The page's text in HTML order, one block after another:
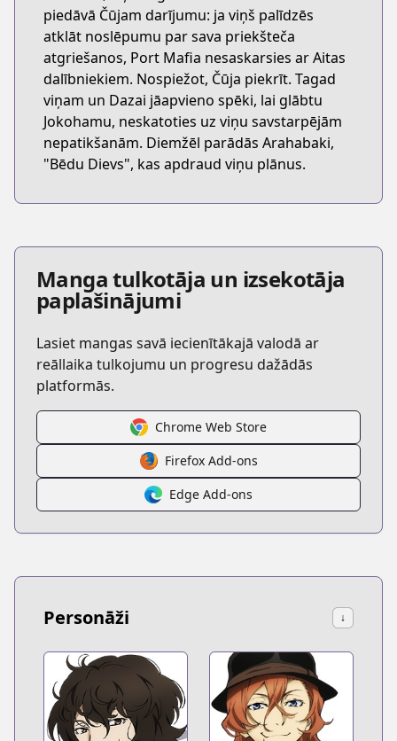
piedāvā Čūjam darījumu: ja viņš palīdzēs
atklāt noslēpumu par sava priekšteča
atgriešanos, Port Mafia nesaskarsies ar Aitas
dalībniekiem. Nospiežot, Čūja piekrīt. Tagad
viņam un Dazai jāapvieno spēki, lai glābtu
Jokohamu, neskatoties uz viņu savstarpējām
nepatikšanām. Diemžēl parādās Arahabaki,
"Bēdu Dievs", kas apdraud viņu plānus.
Manga tulkotāja un izsekotāja
paplašinājumi
Lasiet mangas savā iecienītākajā valodā ar
reāllaika tulkojumu un progresu dažādās
platformās.
Chrome Web Store
Firefox Add-ons
Edge Add-ons
Personāži ↓